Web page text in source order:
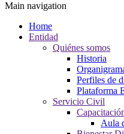
Main navigation
Home
Entidad
Quiénes somos
Historia
Perfiles de
Plataforma
Servicio Civil
Aula